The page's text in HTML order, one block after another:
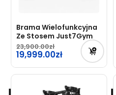
Brama Wielofunkcyjna
Ze Stosem Just7Gym
23,900.00
Pierwotna
cena
wynosiła:
23,900.00zł.
19,999.00
Aktualna
cena
wynosi: